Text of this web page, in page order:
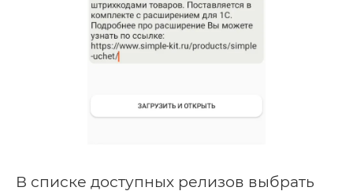
В списке доступных релизов выбрать